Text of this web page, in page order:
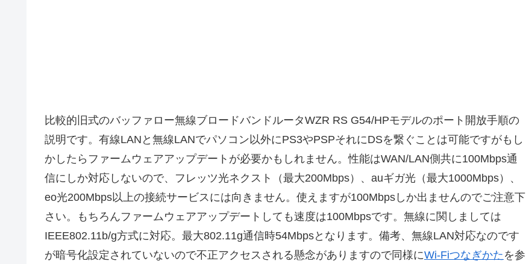
比較的旧式のバッファロー無線ブロードバンドルータWZR RS G54/HPモデルのポート開放手順の
説明です。有線LANと無線LANでパソコン以外にPS3やPSPそれにDSを繋ぐことは可能ですがもし
かしたらファームウェアアップデートが必要かもしれません。性能はWAN/LAN側共に100Mbps通
信にしか対応しないので、フレッツ光ネクスト（最大200Mbps）、auギガ光（最大1000Mbps）、
eo光200Mbps以上の接続サービスには向きません。使えますが100Mbpsしか出ませんのでご注意下
さい。もちろんファームウェアアップデートしても速度は100Mbpsです。無線に関しましては
IEEE802.11b/g方式に対応。最大802.11g通信時54Mbpsとなります。備考、無線LAN対応なのです
が暗号化設定されていないので不正アクセスされる懸念がありますので同様にWi-Fiつなぎかた を参